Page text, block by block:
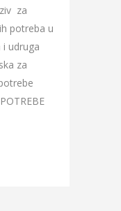
za
potreba u
udruga
za